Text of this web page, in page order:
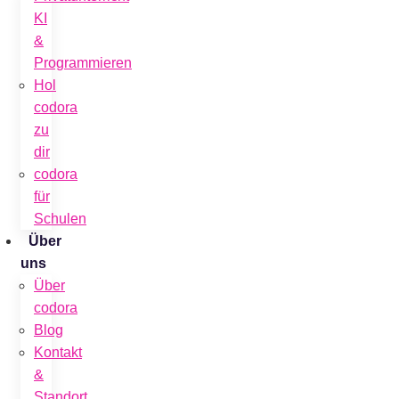
KI
&
Programmieren
Hol
codora
zu
dir
codora
für
Schulen
Über
uns
Über
codora
Blog
Kontakt
&